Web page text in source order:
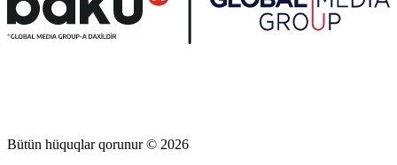
Bütün hüquqlar qorunur © 2026